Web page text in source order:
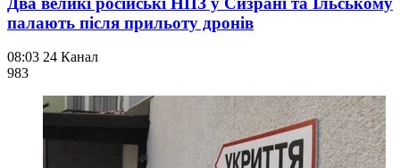
палають після прильоту дронів
08:03 24 Канал
983